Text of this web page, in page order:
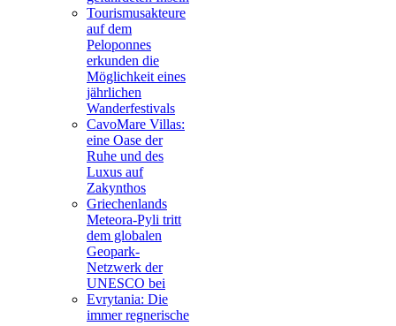
Tourismusakteure
auf dem
Peloponnes
erkunden die
Möglichkeit eines
jährlichen
Wanderfestivals
CavoMare Villas:
eine Oase der
Ruhe und des
Luxus auf
Zakynthos
Griechenlands
Meteora-Pyli tritt
dem globalen
Geopark-
Netzwerk der
UNESCO bei
Evrytania: Die
immer regnerische